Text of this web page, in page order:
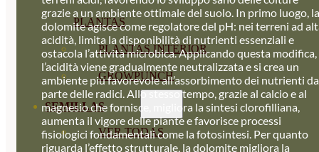
PLANTAS
PLANTAS INTERIOR
GROWPUNCH
SEMILLAS
VER TODAS
grazie a un ambiente ottimale del suolo. In primo luogo, la
dolomite agisce come regolatore del pH: nei terreni ad
acidità, limita la disponibilità di nutrienti essenziali e
ostacola l’attività microbica. Applicando questa modifica,
l’acidità viene gradualmente neutralizzata e si crea un
ambiente più favorevole all’assorbimento dei nutrienti da
parte delle radici. Allo stesso tempo, grazie al calcio e al
magnesio che fornisce, migliora la sintesi clorofilliana,
aumenta il vigore delle piante e favorisce processi
fisiologici fondamentali come la fotosintesi. Per quanto
riguarda l’effetto strutturale, la dolomite migliora la